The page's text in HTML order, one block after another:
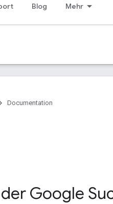
Blog Mehr
Documentation
der Google